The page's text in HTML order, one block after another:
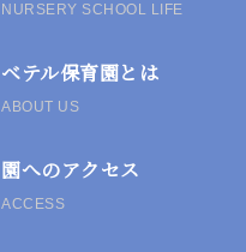
NURSERY SCHOOL LIFE
ベテル保育園とは
ABOUT US
園へのアクセス
ACCESS